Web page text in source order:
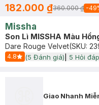
182.000 ₫360.000 ₫ -49
Missha
Son Lì MISSHA Màu
Dare Rouge Velvet(SKU:
4.8
Start Icon
(5 Đánh giá) 5 Hỏi đáp
Giao Nhanh